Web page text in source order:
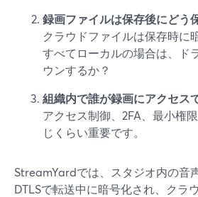
録画ファイルは保存後にどう
クラウドファイルは保存時に
すべてローカルの場合は、ド
ウンするか？
組織内で誰が録画にアクセス
アクセス制御、2FA、最小権
じくらい重要です。
StreamYardでは、スタジオ内の音
DTLSで転送中に暗号化され、クラ